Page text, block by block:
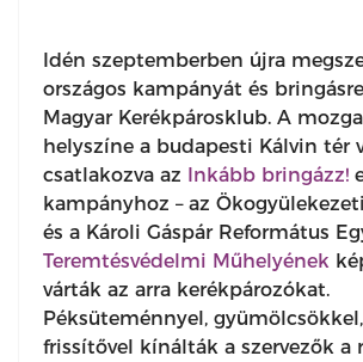
Idén szeptemberben újra
országos kampányát és
Magyar Kerékpárosklub. A
helyszíne a budapesti Kálvin tér
csatlakozva az Inkább bringázz!
kampányhoz – az
és a Károli Gáspár Református
Teremtésvédelmi Műhelyének
várták az arra kerékpározókat.
Péksüteménnyel,
frissítővel kínálták a szervezők a